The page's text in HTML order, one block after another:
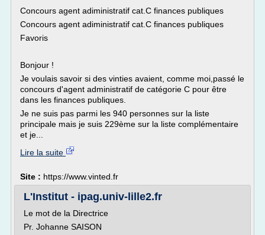
Concours agent adiministratif cat.C finances publiques
Concours agent adiministratif cat.C finances publiques
Favoris
Bonjour !
Je voulais savoir si des vinties avaient, comme moi,passé le
concours d'agent administratif de catégorie C pour être
dans les finances publiques.
Je ne suis pas parmi les 940 personnes sur la liste
principale mais je suis 229ème sur la liste complémentaire
et je...
Lire la suite
Site : https://www.vinted.fr
L'Institut - ipag.univ-lille2.fr
Le mot de la Directrice
Pr. Johanne SAISON